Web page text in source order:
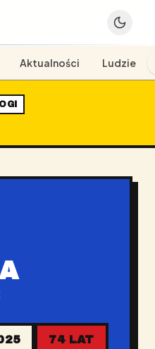
Aktualności Ludzie
74 LAT